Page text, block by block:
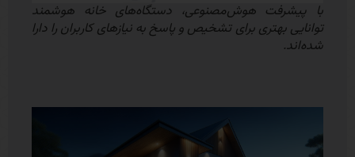
با پیشرفت هوش‌مصنوعی، دستگاه‌های خانه هوشمند
توانایی بهتری برای تشخیص و پاسخ به نیازهای کاربران را دارا
شده‌اند.